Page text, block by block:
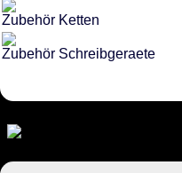
Zubehör Ketten
Zubehör Schreibgeraete